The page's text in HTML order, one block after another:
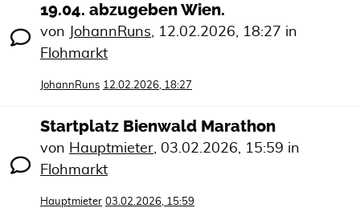
19.04. abzugeben Wien.
von JohannRuns, 12.02.2026, 18:27 in
Flohmarkt
JohannRuns 12.02.2026, 18:27
Startplatz Bienwald Marathon
von Hauptmieter, 03.02.2026, 15:59 in
Flohmarkt
Hauptmieter 03.02.2026, 15:59